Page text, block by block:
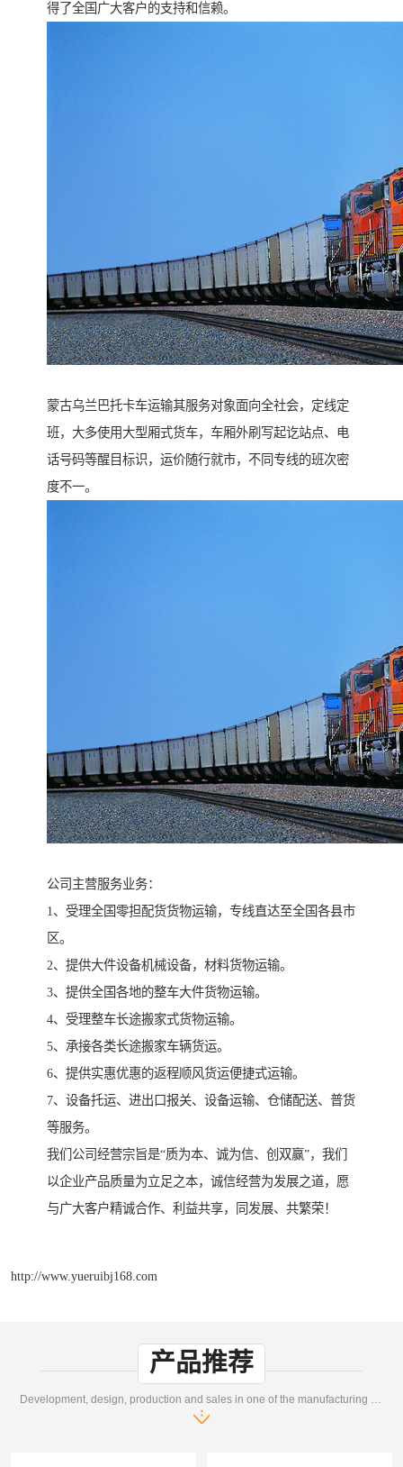
得了全国广大客户的支持和信赖。
蒙古乌兰巴托卡车运输其服务对象面向全社会，定线定
班，大多使用大型厢式货车，车厢外刷写起讫站点、电
话号码等醒目标识，运价随行就市，不同专线的班次密
度不一。
公司主营服务业务：
1、受理全国零担配货货物运输，专线直达至全国各县市
区。
2、提供大件设备机械设备，材料货物运输。
3、提供全国各地的整车大件货物运输。
4、受理整车长途搬家式货物运输。
5、承接各类长途搬家车辆货运。
6、提供实惠优惠的返程顺风货运便捷式运输。
7、设备托运、进出口报关、设备运输、仓储配送、普货
等服务。
我们公司经营宗旨是“质为本、诚为信、创双赢”，我们
以企业产品质量为立足之本，诚信经营为发展之道，愿
与广大客户精诚合作、利益共享，同发展、共繁荣！
http://www.yueruibj168.com
产品推荐